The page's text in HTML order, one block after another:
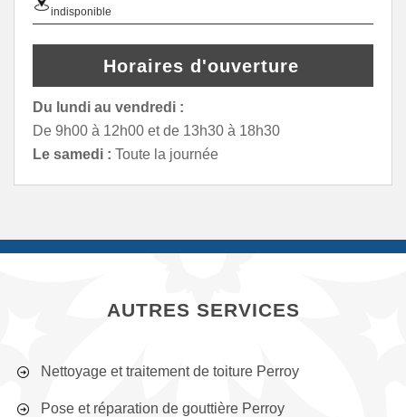
indisponible
Horaires d'ouverture
Du lundi au vendredi :
De 9h00 à 12h00 et de 13h30 à 18h30
Le samedi : Toute la journée
AUTRES SERVICES
Nettoyage et traitement de toiture Perroy
Pose et réparation de gouttière Perroy